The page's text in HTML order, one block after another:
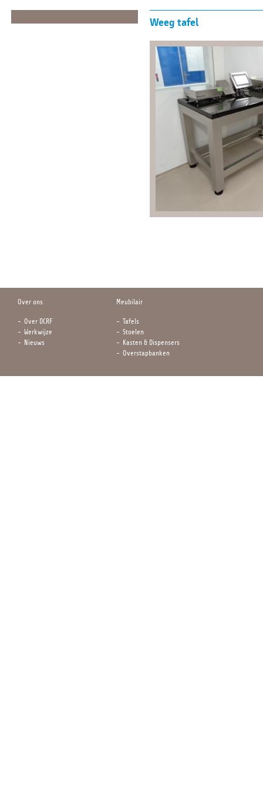
Weeg tafel
Over ons
Over DCRF
Werkwijze
Nieuws
Meubilair
Tafels
Stoelen
Kasten & Dispensers
Overstapbanken